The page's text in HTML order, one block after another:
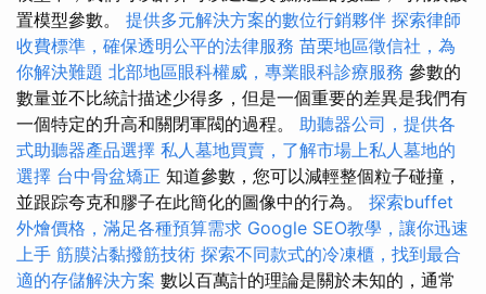
置模型參數。 提供多元解決方案的數位行銷夥伴 探索律師
收費標準，確保透明公平的法律服務 苗栗地區徵信社，為
你解決難題 北部地區眼科權威，專業眼科診療服務 參數的
數量並不比統計描述少得多，但是一個重要的差異是我們有
一個特定的升高和關閉軍閥的過程。 助聽器公司，提供各
式助聽器產品選擇 私人墓地買賣，了解市場上私人墓地的
選擇 台中骨盆矯正 知道參數，您可以減輕整個粒子碰撞，
並跟踪夸克和膠子在此簡化的圖像中的行為。 探索buffet
外燴價格，滿足各種預算需求 Google SEO教學，讓你迅速
上手 筋膜沾黏撥筋技術 探索不同款式的冷凍櫃，找到最合
適的存儲解決方案 數以百萬計的理論是關於未知的，通常